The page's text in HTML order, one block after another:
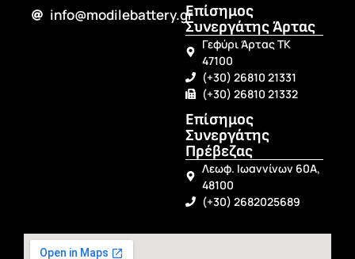
info@modilebattery.grΕπίσημος
Συνεργάτης Άρτας
Γεφύρι Άρτας ΤΚ
47100
(+30) 26810 21331
(+30) 26810 21332
Επίσημος
Συνεργάτης
Πρέβεζας
Λεωφ. Ιωαννίνων 60Α,
48100
(+30) 2682025689